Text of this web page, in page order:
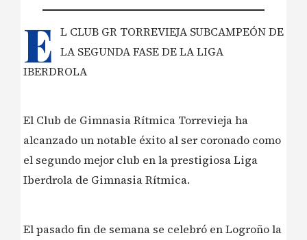
E L CLUB GR TORREVIEJA SUBCAMPEÓN DE
LA SEGUNDA FASE DE LA LIGA
IBERDROLA
El Club de Gimnasia Rítmica Torrevieja ha
alcanzado un notable éxito al ser coronado como
el segundo mejor club en la prestigiosa Liga
Iberdrola de Gimnasia Rítmica.
El pasado fin de semana se celebró en Logroño la